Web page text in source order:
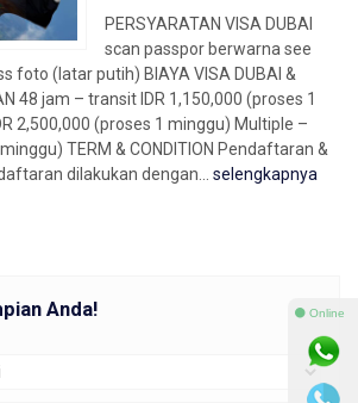
PERSYARATAN VISA DUBAI
scan passpor berwarna see
foto (latar putih) BIAYA VISA DUBAI &
48 jam – transit IDR 1,150,000 (proses 1
2,500,000 (proses 1 minggu) Multiple –
TERM & CONDITION Pendaftaran &
dilakukan dengan... selengkapnya
Anda! ⚫ Online